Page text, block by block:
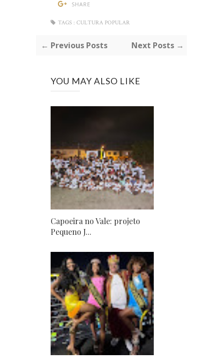
SHARE
TAGS : CULTURA POPULAR
← Previous Posts Next Posts →
YOU MAY ALSO LIKE
Capoeira no Vale: projeto
Pequeno J...